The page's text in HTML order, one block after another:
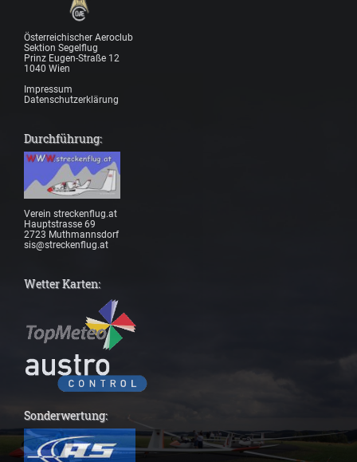
Österreichischer Aeroclub
Sektion Segelflug
Prinz Eugen-Straße 12
1040 Wien
Impressum
Datenschutzerklärung
Durchführung:
Verein streckenflug.at
Hauptstrasse 69
2723 Muthmannsdorf
sis@streckenflug.at
Wetter Karten:
Sonderwertung: